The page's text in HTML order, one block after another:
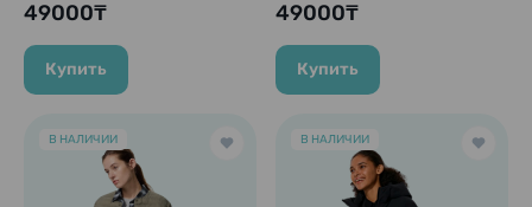
(черный).
49000₸
Купить
(серый).
49000₸
Купить
В НАЛИЧИИ В НАЛИЧИИ